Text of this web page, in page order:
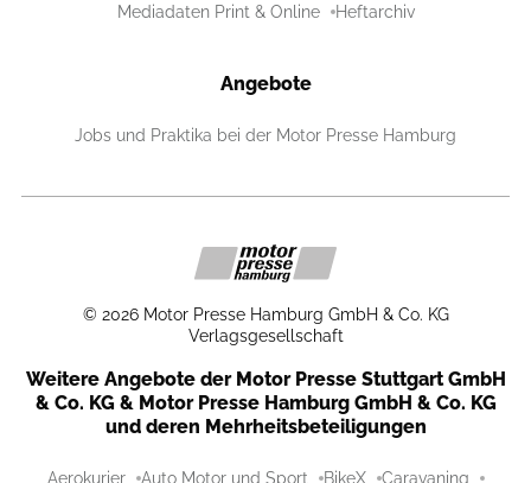
Mediadaten Print & Online Heftarchiv
Angebote
Jobs und Praktika bei der Motor Presse Hamburg
© 2026 Motor Presse Hamburg GmbH & Co. KG
Verlagsgesellschaft
Weitere Angebote der Motor Presse Stuttgart GmbH
& Co. KG & Motor Presse Hamburg GmbH & Co. KG
und deren Mehrheitsbeteiligungen
Aerokurier Auto Motor und Sport BikeX Caravaning